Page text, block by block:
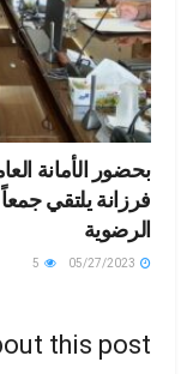
بحضور الأمانة
فرزانة يلتقي
الرضوية
this post